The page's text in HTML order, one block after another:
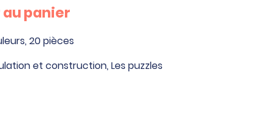
panier
20 pièces
et construction, Les puzzles